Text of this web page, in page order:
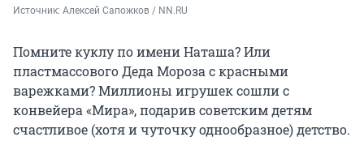
Источник: Алексей Сапожков / NN.RU
Помните куклу по имени Наташа? Или
пластмассового Деда Мороза с красными
варежками? Миллионы игрушек сошли с
конвейера «Мира», подарив советским детям
счастливое (хотя и чуточку однообразное) детство.